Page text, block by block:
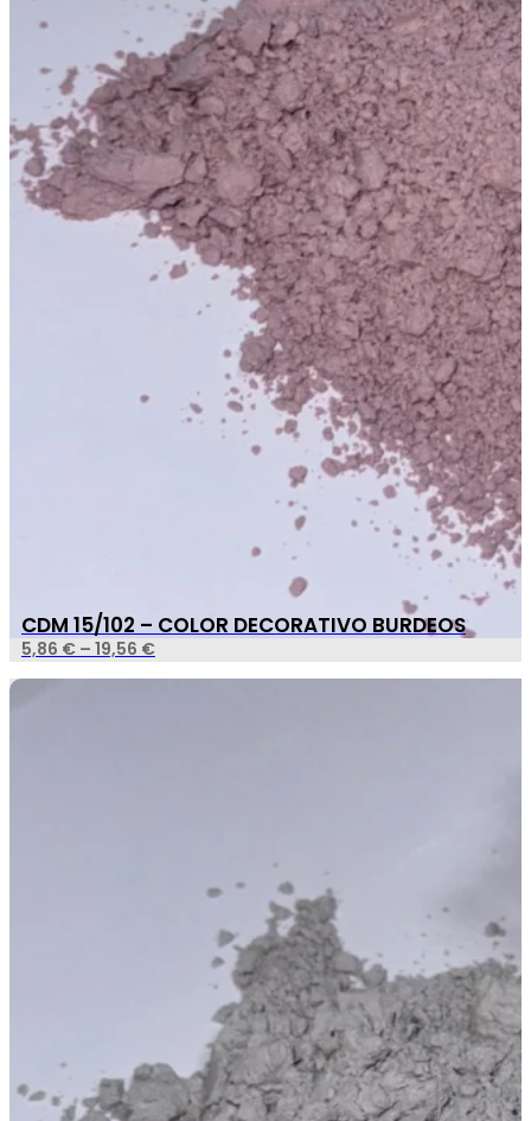
CDM 15/102 – COLOR DECORATIVO BURDEOS
5,86 € – 19,56 €